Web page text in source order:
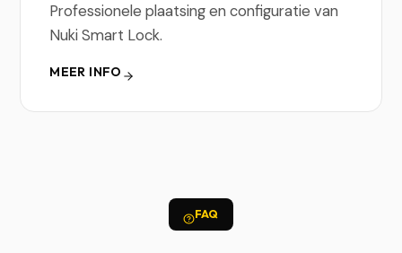
Professionele plaatsing en configuratie van
Nuki Smart Lock.
MEER INFO
FAQ